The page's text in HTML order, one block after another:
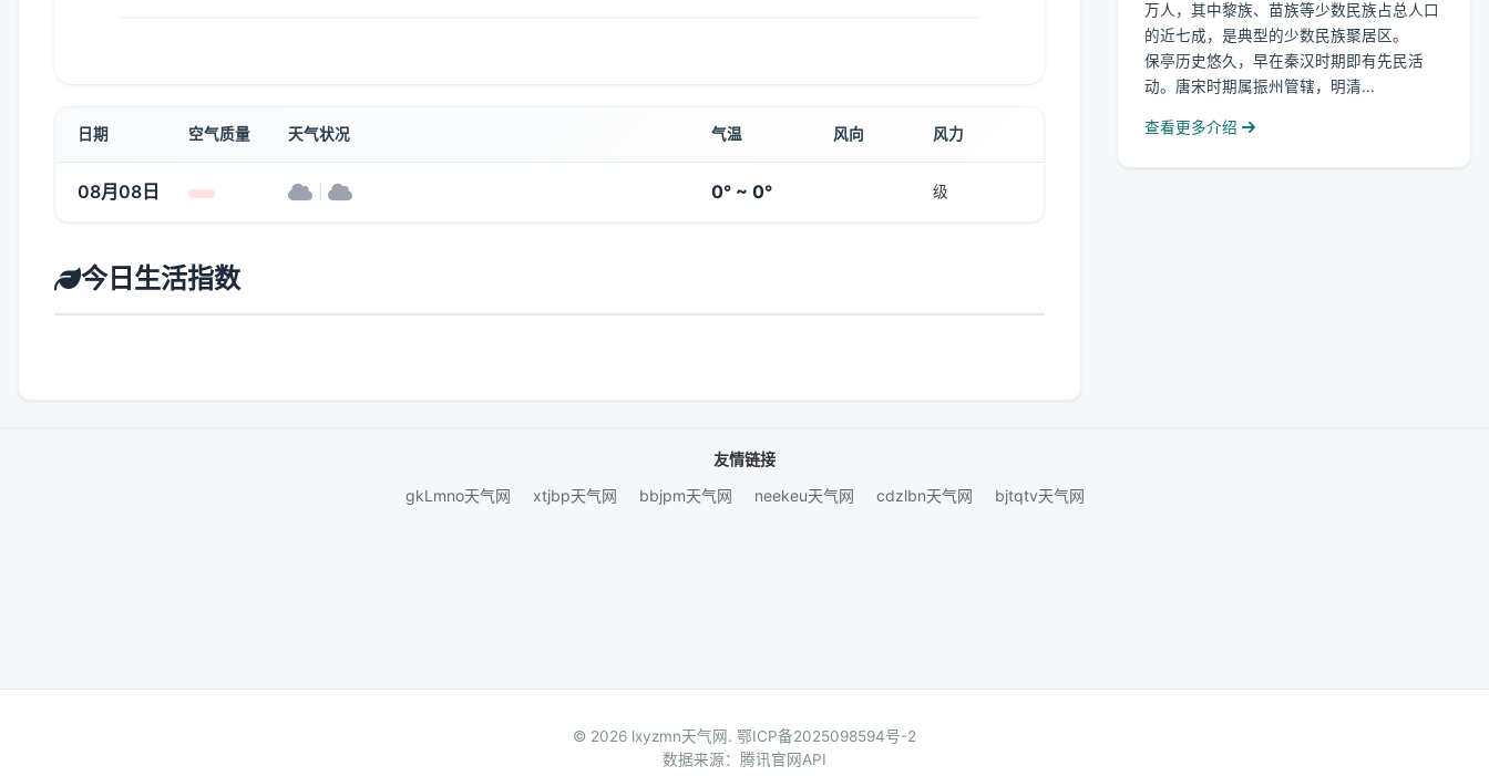
日期 空气质量 天气状况 气温 风向 风力
08月08日 0° ~ 0° 级
今日生活指数
万人，其中黎族、苗族等少数民族占总人口
的近七成，是典型的少数民族聚居区。
保亭历史悠久，早在秦汉时期即有先民活
动。唐宋时期属振州管辖，明清...
查看更多介绍
友情链接
gkLmno天气网
xtjbp天气网 bbjpm天气网 neekeu天气网 cdzlbn天气网 bjtqtv天气网
© 2026 lxyzmn天气网. 鄂ICP备2025098594号-2
数据来源：腾讯官网API